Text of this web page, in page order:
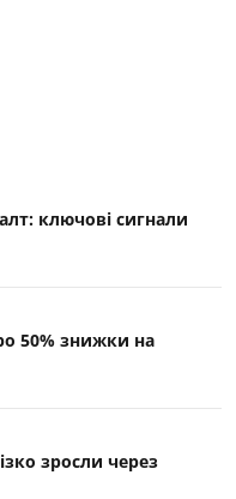
ключові cигнали
50% знижки на
зросли через